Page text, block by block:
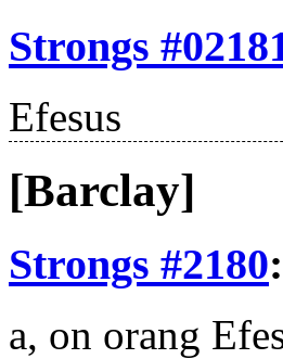
Strongs
Efesus
[Barclay]
Strongs #2180:
a, on orang